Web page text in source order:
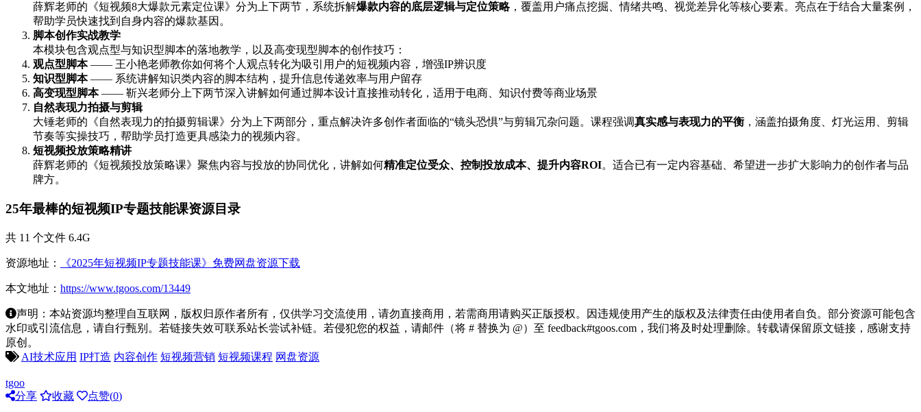
薛辉老师的《短视频8大爆款元素定位课》分为上下两节，系统拆解爆款内容的底层逻辑与定位策略，覆盖用户痛点挖掘、情绪共鸣、视觉差异化等核心要素。亮点在于结合大量案例，
帮助学员快速找到自身内容的爆款基因。
脚本创作实战教学
本模块包含观点型与知识型脚本的落地教学，以及高变现型脚本的创作技巧：
观点型脚本—— 王小艳老师教你如何将个人观点转化为吸引用户的短视频内容，增强IP辨识度
知识型脚本—— 系统讲解知识类内容的脚本结构，提升信息传递效率与用户留存
高变现型脚本—— 靳兴老师分上下两节深入讲解如何通过脚本设计直接推动转化，适用于电商、知识付费等商业场景
自然表现力拍摄与剪辑
大锤老师的《自然表现力的拍摄剪辑课》分为上下两部分，重点解决许多创作者面临的“镜头恐惧”与剪辑冗杂问题。课程强调真实感与表现力的平衡 ，涵盖拍摄角度、灯光运用、剪辑
节奏等实操技巧，帮助学员打造更具感染力的视频内容。
短视频投放策略精讲
薛辉老师的《短视频投放策略课》聚焦内容与投放的协同优化，讲解如何精准定位受众、控制投放成本、提升内容ROI。适合已有一定内容基础、希望进一步扩大影响力的创作者与品
牌方。
25年最棒的短视频IP专题技能课资源目录
共 11 个文件 6.4G
资源地址： 《2025年短视频IP专题技能课》免费网盘资源下载
本文地址： https://www.tgoos.com/13449
声明：本站资源均整理自互联网，版权归原作者所有，仅供学习交流使用，请勿直接商用，若需商用请购买正版授权。因违规使用产生的版权及法律责任由使用者自负。部分资源可能包含
水印或引流信息，请自行甄别。若链接失效可联系站长尝试补链。若侵犯您的权益，请邮件（将 # 替换为 @）至 feedback#tgoos.com，我们将及时处理删除。转载请保留原文链接，感谢支持
原创。
AI技术应用 IP打造 内容创作 短视频营销 短视频课程 网盘资源
tgoo
分享
收藏 点赞(0)